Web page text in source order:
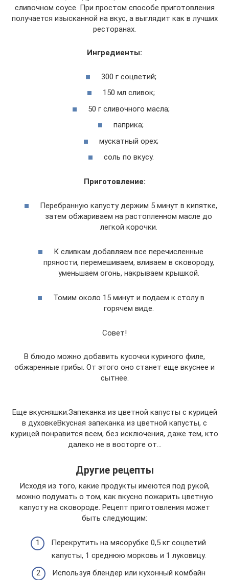
сливочном соусе. При простом способе приготовления
получается изысканной на вкус, а выглядит как в лучших
ресторанах.
Ингредиенты:
300 г соцветий;
150 мл сливок;
50 г сливочного масла;
паприка;
мускатный орех;
соль по вкусу.
Приготовление:
Перебранную капусту держим 5 минут в кипятке,
затем обжариваем на растопленном масле до
легкой корочки.
К сливкам добавляем все перечисленные
пряности, перемешиваем, вливаем в сковороду,
уменьшаем огонь, накрываем крышкой.
Томим около 15 минут и подаем к столу в
горячем виде.
Совет!
В блюдо можно добавить кусочки куриного филе,
обжаренные грибы. От этого оно станет еще вкуснее и
сытнее.
Еще вкусняшки:Запеканка из цветной капусты с курицей
в духовкеВкусная запеканка из цветной капусты, с
курицей понравится всем, без исключения, даже тем, кто
далеко не в восторге от…
Другие рецепты
Исходя из того, какие продукты имеются под рукой,
можно подумать о том, как вкусно пожарить цветную
капусту на сковороде. Рецепт приготовления может
быть следующим:
Перекрутить на мясорубке 0,5 кг соцветий
капусты, 1 среднюю морковь и 1 луковицу.
Используя блендер или кухонный комбайн